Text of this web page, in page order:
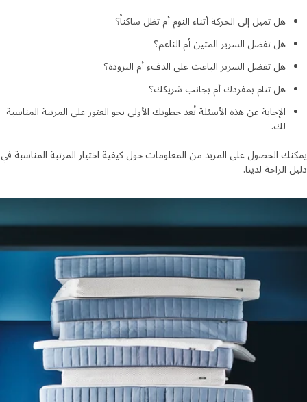
هل تميل إلى الحركة أثناء النوم أم تظل ساكناً؟
هل تفضل السرير المتين أم الناعم؟
هل تفضل السرير الباعث على الدفء أم البرودة؟
هل تنام بمفردك أم بجانب شريكك؟
الإجابة عن هذه الأسئلة تُعد خطوتك الأولى نحو العثور على المرتبة المناسبة
الحصول على المزيد من المعلومات حول كيفية اختيار المرتبة المناسبة في
الراحة لدينا.